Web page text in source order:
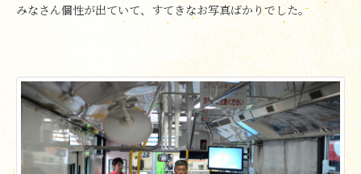
みなさん個性が出ていて、すてきなお写真ばかりでした。